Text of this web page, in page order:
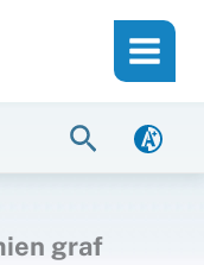
Zoeken
graf